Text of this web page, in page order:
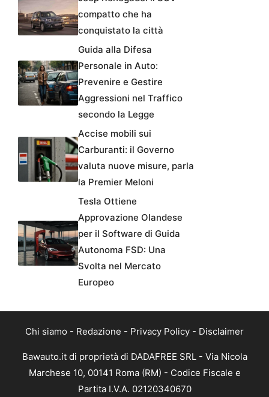
compatto che ha
conquistato la città
Guida alla Difesa
Personale in Auto:
Prevenire e Gestire
Aggressioni nel Traffico
secondo la Legge
Accise mobili sui
Carburanti: il Governo
valuta nuove misure, parla
la Premier Meloni
Tesla Ottiene
Approvazione Olandese
per il Software di Guida
Autonoma FSD: Una
Svolta nel Mercato
Europeo
Chi siamo - Redazione - Privacy Policy - Disclaimer
Bawauto.it di proprietà di DADAFREE SRL - Via Nicola
Marchese 10, 00141 Roma (RM) - Codice Fiscale e
Partita I.V.A. 02120340670